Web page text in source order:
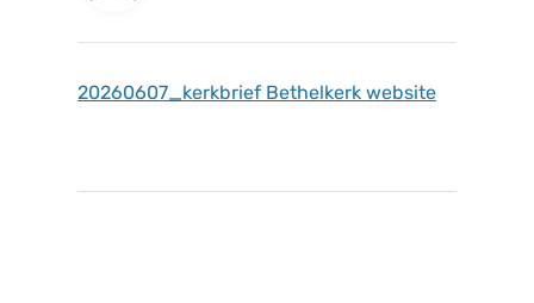
20260607_kerkbrief Bethelkerk website